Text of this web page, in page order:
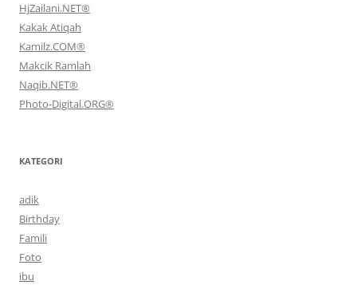
HjZailani.NET®
Kakak Atiqah
Kamilz.COM®
Makcik Ramlah
Naqib.NET®
Photo-Digital.ORG®
KATEGORI
adik
Birthday
Famili
Foto
ibu